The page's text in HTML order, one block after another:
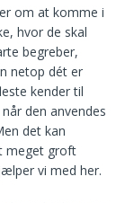
om at komme i
hvor de skal
begreber,
netop dét er
kender til
den anvendes
det kan
meget groft
vi med her.